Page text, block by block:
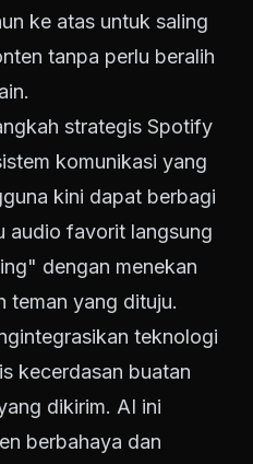
ke atas untuk saling
tanpa perlu beralih
strategis Spotify
komunikasi yang
kini dapat berbagi
audio favorit langsung
dengan menekan
teman yang dituju.
teknologi
kecerdasan buatan
dikirim. AI ini
berbahaya dan